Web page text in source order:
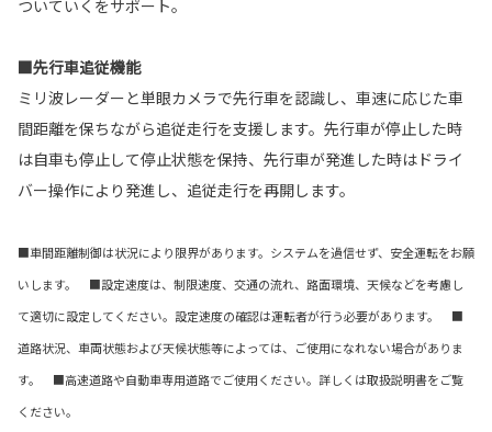
ついていくをサポート。
■先行車追従機能
ミリ波レーダーと単眼カメラで先行車を認識し、車速に応じた車
間距離を保ちながら追従走行を支援します。先行車が停止した時
は自車も停止して停止状態を保持、先行車が発進した時はドライ
バー操作により発進し、追従走行を再開します。
■車間距離制御は状況により限界があります。システムを過信せず、安全運転をお願
いします。 ■設定速度は、制限速度、交通の流れ、路面環境、天候などを考慮し
て適切に設定してください。設定速度の確認は運転者が行う必要があります。 ■
道路状況、車両状態および天候状態等によっては、ご使用になれない場合がありま
す。 ■高速道路や自動車専用道路でご使用ください。詳しくは取扱説明書をご覧
ください。